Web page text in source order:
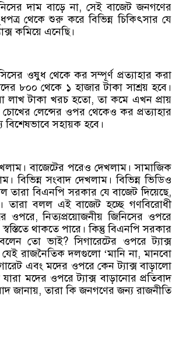
দাম বাড়ে না, সেই বাজেট জনগণের
থেকে শুরু করে বিভিন্ন চিকিৎসার যে
কমিয়ে এনেছি।
ওষুধ থেকে কর সম্পূর্ণ প্রত্যাহার করা
৮০০ থেকে ১ হাজার টাকা সাশ্রয় হবে।
লাখ টাকা খরচ হতো, তা কমে এখন প্রায়
লেন্সের ওপর থেকেও কর প্রত্যাহার
বিশেষভাবে সহায়ক হবে।
বাজেটের পরেও দেখলাম। সামাজিক
বিভিন্ন সংবাদ দেখলাম। বিভিন্ন ভিডিও
বিএনপি সরকার যে বাজেট দিয়েছে,
তারা বলল এই বাজেট হচ্ছে গণবিরোধী
নিত্যপ্রয়োজনীয় জিনিসের ওপরে
থাকতে পারে। কিন্তু বিএনপি সরকার
তো ভাই? সিগারেটের ওপরে ট্যাক্স
যেই রাজনৈতিক দলগুলো ‘মানি না, মানবো
এবং মদের ওপরে কেন ট্যাক্স বাড়ালো
মদের ওপরে ট্যাক্স বাড়ানোর প্রতিবাদ
জানায়, তারা কি জনগণের জন্য রাজনীতি